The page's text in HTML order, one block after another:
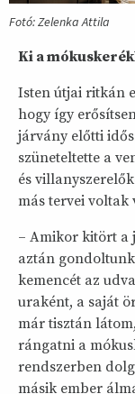
Fotó: Zelenka Attila
Ki a
Isten útjai ritkán
hogy így
járvány előtti
szüneteltette a
és
más tervei voltak
– Amikor kitört a
aztán
kemencét az
uraként, a saját
már tisztán
rángatni a
rendszerben
másik ember